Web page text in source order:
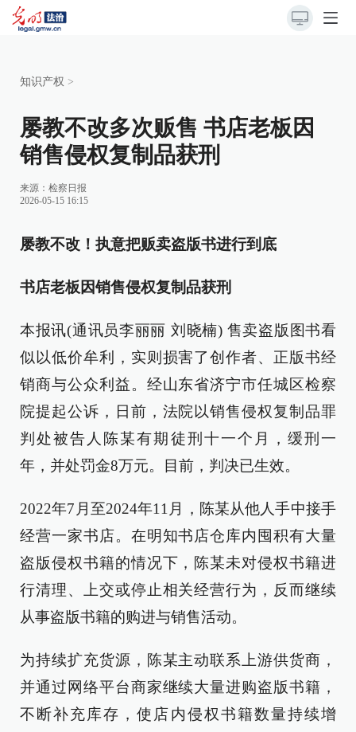
知识产权 >
屡教不改多次贩售 书店老板因
销售侵权复制品获刑
来源： 检察日报
2026-05-15 16:15
屡教不改！执意把贩卖盗版书进行到底
书店老板因销售侵权复制品获刑
本报讯(通讯员李丽丽 刘晓楠) 售卖盗版图书看
似以低价牟利，实则损害了创作者、正版书经
销商与公众利益。经山东省济宁市任城区检察
院提起公诉，日前，法院以销售侵权复制品罪
判处被告人陈某有期徒刑十一个月，缓刑一
年，并处罚金8万元。目前，判决已生效。
2022年7月至2024年11月，陈某从他人手中接手
经营一家书店。在明知书店仓库内囤积有大量
盗版侵权书籍的情况下，陈某未对侵权书籍进
行清理、上交或停止相关经营行为，反而继续
从事盗版书籍的购进与销售活动。
为持续扩充货源，陈某主动联系上游供货商，
并通过网络平台商家继续大量进购盗版书籍，
不断补充库存，使店内侵权书籍数量持续增